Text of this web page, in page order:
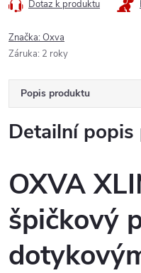
Dotaz k produktu
Značka:Oxva
Záruka: 2 roky
Popis produktu
Detailní
OXVA
špičkový